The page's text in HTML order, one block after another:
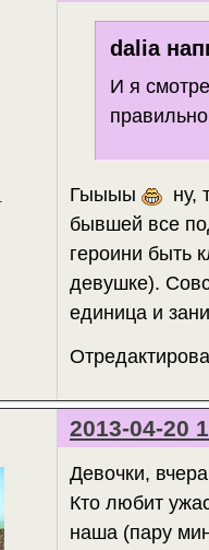
dalia
И я
Гыыыы
ну,
бывшей все
героини быть
девушке).
единица и
2013-04-20
Девочки,
Кто любит
наша (пару